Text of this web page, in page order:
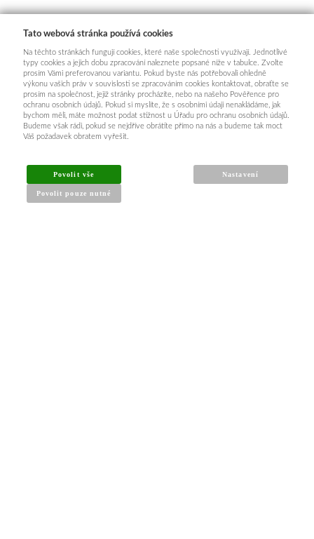
Tato webová stránka používá cookies
Na těchto stránkách fungují cookies, které naše společnosti využívají. Jednotlivé
typy cookies a jejich dobu zpracování naleznete popsané níže v tabulce. Zvolte
prosím Vámi preferovanou variantu. Pokud byste nás potřebovali ohledně
výkonu vašich práv v souvislosti se zpracováním cookies kontaktovat, obraťte se
prosím na společnost, jejíž stránky procházíte, nebo na našeho Pověřence pro
ochranu osobních údajů. Pokud si myslíte, že s osobními údaji nenakládáme, jak
bychom měli, máte možnost podat stížnost u Úřadu pro ochranu osobních údajů.
Budeme však rádi, pokud se nejdříve obrátíte přímo na nás a budeme tak moct
Váš požadavek obratem vyřešit.
Povolit vše
Povolit pouze nutné
Nastavení